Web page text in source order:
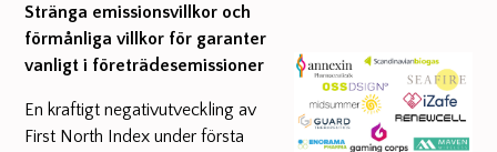
Stränga emissionsvillkor och
förmånliga villkor för garanter
vanligt i företrädesemissioner
En kraftigt negativutveckling av
First North Index under första